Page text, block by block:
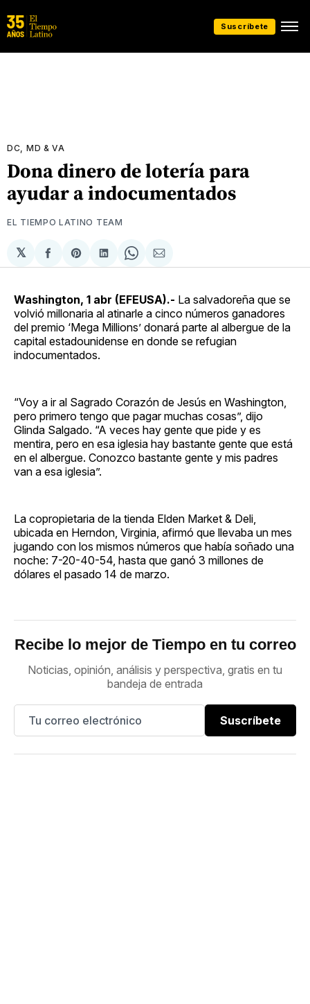
Suscríbete
DC, MD & VA
Dona dinero de lotería para
ayudar a indocumentados
EL TIEMPO LATINO TEAM
𝕏
Compartir
en
Share
on
Compartir
en
Share
on
Compartir
via
Washington, 1 abr (EFEUSA).- La salvadoreña que se
volvió millonaria al atinarle a cinco números ganadores
del premio ‘Mega Millions’ donará parte al albergue de la
capital estadounidense en donde se refugian
indocumentados.
“Voy a ir al Sagrado Corazón de Jesús en Washington,
pero primero tengo que pagar muchas cosas”, dijo
Glinda Salgado. “A veces hay gente que pide y es
mentira, pero en esa iglesia hay bastante gente que está
en el albergue. Conozco bastante gente y mis padres
van a esa iglesia”.
La copropietaria de la tienda Elden Market & Deli,
ubicada en Herndon, Virginia, afirmó que llevaba un mes
jugando con los mismos números que había soñado una
noche: 7-20-40-54, hasta que ganó 3 millones de
dólares el pasado 14 de marzo.
Recibe lo mejor de Tiempo en tu correo
Noticias, opinión, análisis y perspectiva, gratis en tu
bandeja de entrada
Suscríbete